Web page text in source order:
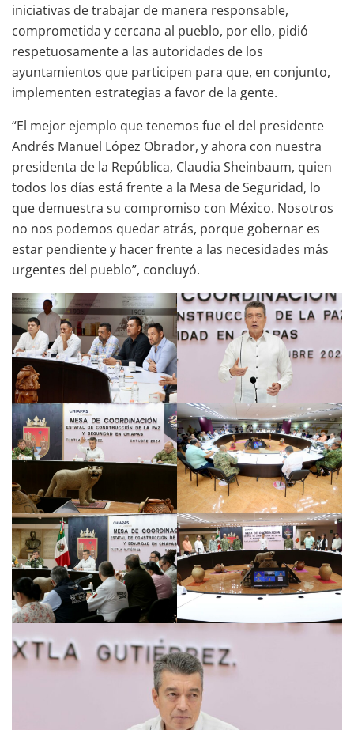
iniciativas de trabajar de manera responsable,
comprometida y cercana al pueblo, por ello, pidió
respetuosamente a las autoridades de los
ayuntamientos que participen para que, en conjunto,
implementen estrategias a favor de la gente.
“El mejor ejemplo que tenemos fue el del presidente
Andrés Manuel López Obrador, y ahora con nuestra
presidenta de la República, Claudia Sheinbaum, quien
todos los días está frente a la Mesa de Seguridad, lo
que demuestra su compromiso con México. Nosotros
no nos podemos quedar atrás, porque gobernar es
estar pendiente y hacer frente a las necesidades más
urgentes del pueblo”, concluyó.